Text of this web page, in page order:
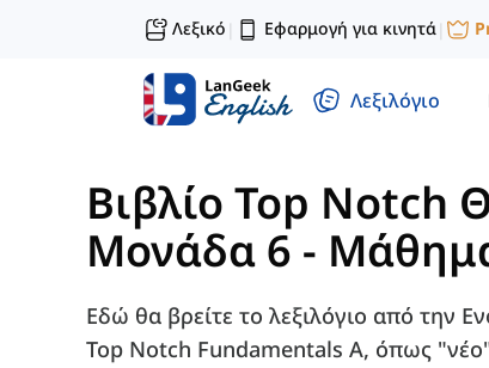
Λεξικό | Εφαρμογή για κινητά|
Λεξιλόγιο
Βιβλίο Top Notch
Μονάδα 6 -
Εδώ θα βρείτε το λεξιλόγιο από την
Top Notch Fundamentals A, όπως